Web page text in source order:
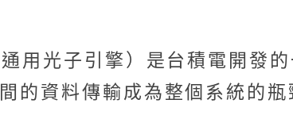
光子引擎）是台積電開發的
的資料傳輸成為整個系統的瓶